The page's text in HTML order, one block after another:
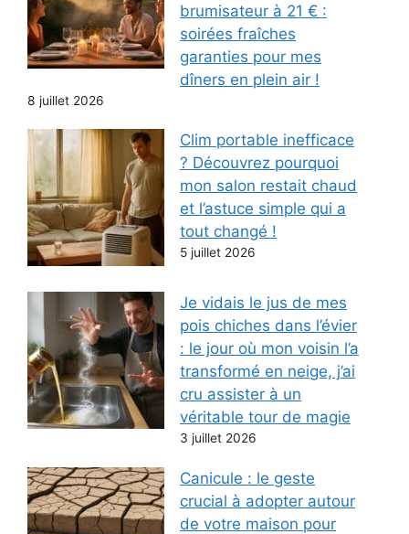
brumisateur à 21 € :
soirées fraîches
garanties pour mes
dîners en plein air !
8 juillet 2026
Clim portable inefficace
? Découvrez pourquoi
mon salon restait chaud
et l’astuce simple qui a
tout changé !
5 juillet 2026
Je vidais le jus de mes
pois chiches dans l’évier
: le jour où mon voisin l’a
transformé en neige, j’ai
cru assister à un
véritable tour de magie
3 juillet 2026
Canicule : le geste
crucial à adopter autour
de votre maison pour